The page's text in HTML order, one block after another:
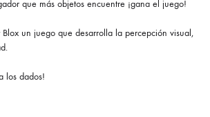
que más objetos encuentre ¡gana el juego!
un juego que desarrolla la percepción visual,
los dados!